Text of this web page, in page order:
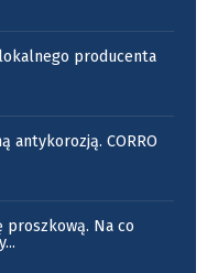
producenta
antykorozją. CORRO
proszkową. Na co
...